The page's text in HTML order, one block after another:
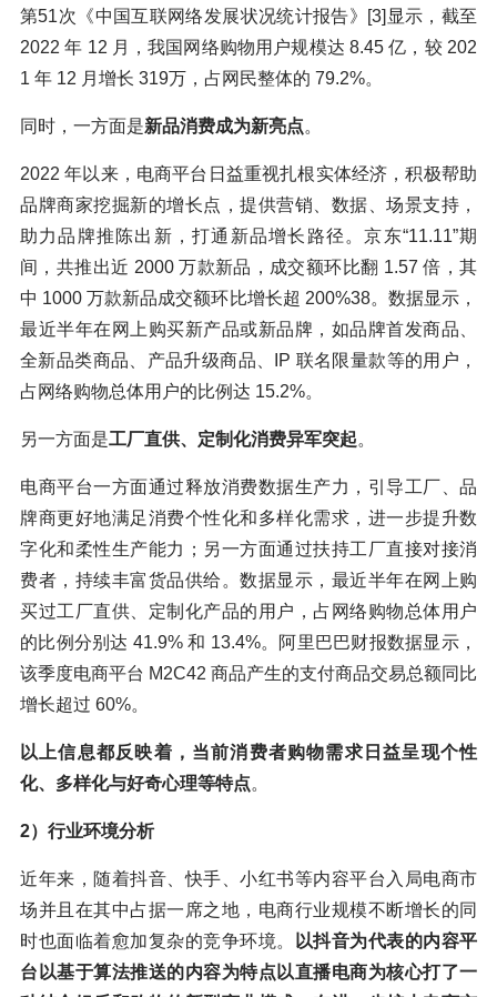
第51次《中国互联网络发展状况统计报告》[3]显示，截至
2022 年 12 月，我国网络购物用户规模达 8.45 亿，较 202
1 年 12 月增长 319万，占网民整体的 79.2%。
同时，一方面是新品消费成为新亮点。
2022 年以来，电商平台日益重视扎根实体经济，积极帮助
品牌商家挖掘新的增长点，提供营销、数据、场景支持，
助力品牌推陈出新，打通新品增长路径。京东“11.11”期
间，共推出近 2000 万款新品，成交额环比翻 1.57 倍，其
中 1000 万款新品成交额环比增长超 200%38。数据显示，
最近半年在网上购买新产品或新品牌，如品牌首发商品、
全新品类商品、产品升级商品、IP 联名限量款等的用户，
占网络购物总体用户的比例达 15.2%。
另一方面是工厂直供、定制化消费异军突起。
电商平台一方面通过释放消费数据生产力，引导工厂、品
牌商更好地满足消费个性化和多样化需求，进一步提升数
字化和柔性生产能力；另一方面通过扶持工厂直接对接消
费者，持续丰富货品供给。数据显示，最近半年在网上购
买过工厂直供、定制化产品的用户，占网络购物总体用户
的比例分别达 41.9% 和 13.4%。阿里巴巴财报数据显示，
该季度电商平台 M2C42 商品产生的支付商品交易总额同比
增长超过 60%。
以上信息都反映着，当前消费者购物需求日益呈现个性
化、多样化与好奇心理等特点。
2）行业环境分析
近年来，随着抖音、快手、小红书等内容平台入局电商市
场并且在其中占据一席之地，电商行业规模不断增长的同
时也面临着愈加复杂的竞争环境。
以抖音为代表的内容平
台以基于算法推送的内容为特点以直播电商为核心打了一